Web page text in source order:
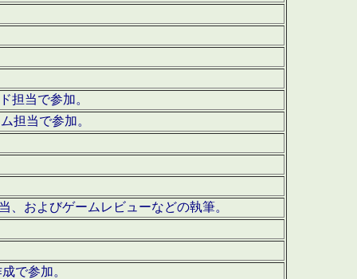
担当で参加。
担当で参加。
、およびゲームレビューなどの執筆。
で参加。